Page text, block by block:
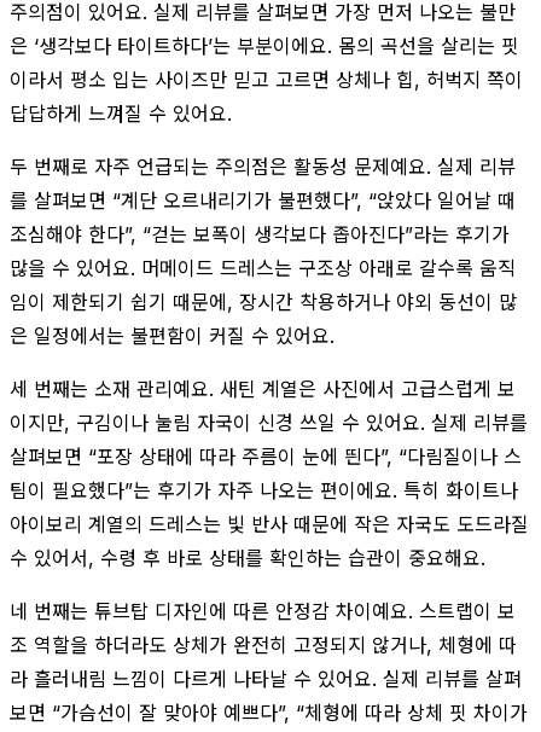
주의점이 있어요. 실제 리뷰를 살펴보면 가장 먼저 나오는 불만
은 ‘생각보다 타이트하다’는 부분이에요. 몸의 곡선을 살리는 핏
이라서 평소 입는 사이즈만 믿고 고르면 상체나 힙, 허벅지 쪽이
답답하게 느껴질 수 있어요.
두 번째로 자주 언급되는 주의점은 활동성 문제예요. 실제 리뷰
를 살펴보면 “계단 오르내리기가 불편했다”, “앉았다 일어날 때
조심해야 한다”, “걷는 보폭이 생각보다 좁아진다”라는 후기가
많을 수 있어요. 머메이드 드레스는 구조상 아래로 갈수록 움직
임이 제한되기 쉽기 때문에, 장시간 착용하거나 야외 동선이 많
은 일정에서는 불편함이 커질 수 있어요.
세 번째는 소재 관리예요. 새틴 계열은 사진에서 고급스럽게 보
이지만, 구김이나 눌림 자국이 신경 쓰일 수 있어요. 실제 리뷰를
살펴보면 “포장 상태에 따라 주름이 눈에 띈다”, “다림질이나 스
팀이 필요했다”는 후기가 자주 나오는 편이에요. 특히 화이트나
아이보리 계열의 드레스는 빛 반사 때문에 작은 자국도 도드라질
수 있어서, 수령 후 바로 상태를 확인하는 습관이 중요해요.
네 번째는 튜브탑 디자인에 따른 안정감 차이예요. 스트랩이 보
조 역할을 하더라도 상체가 완전히 고정되지 않거나, 체형에 따
라 흘러내림 느낌이 다르게 나타날 수 있어요. 실제 리뷰를 살펴
보면 “가슴선이 잘 맞아야 예쁘다”, “체형에 따라 상체 핏 차이가